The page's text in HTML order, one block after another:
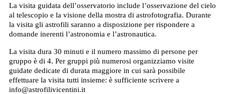
La visita guidata dell’osservatorio include l’osservazione del cielo
al telescopio e la visione della mostra di astrofotografia. Durante
la visita gli astrofili saranno a disposizione per rispondere a
domande inerenti l’astronomia e l’astronautica.
La visita dura 30 minuti e il numero massimo di persone per
gruppo è di 4. Per gruppi più numerosi organizziamo visite
guidate dedicate di durata maggiore in cui sarà possibile
effettuare la visita tutti insieme: è sufficiente scrivere a
info@astrofilivicentini.it